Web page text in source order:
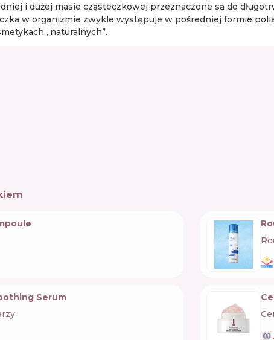
i dużej masie cząsteczkowej przeznaczone są do
w organizmie zwykle występuje w pośredniej formie
„naturalnych”.
Serum